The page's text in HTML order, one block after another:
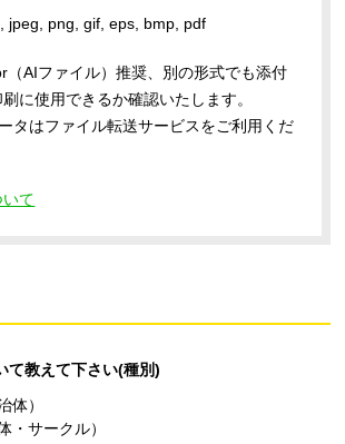
jpeg, png, gif, eps, bmp, pdf
（AIファイル）推奨、別の形式でも添付
に使用できるか確認いたします。
タはファイル転送サービスをご利用くだ
いて
て教えて下さい(種別)
体）
・サークル）